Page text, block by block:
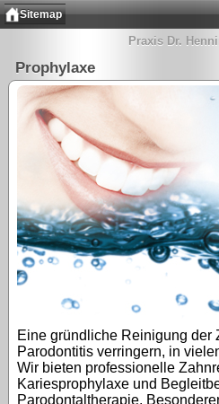
Sitemap
Praxis Dr.
Prophylaxe
Eine gründliche Reinigung der
Parodontitis verringern, in
Wir bieten professionelle
Kariesprophylaxe und
Parodontaltherapie.